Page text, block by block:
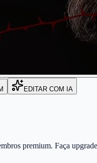
EDITAR COM IA
premium. Faça